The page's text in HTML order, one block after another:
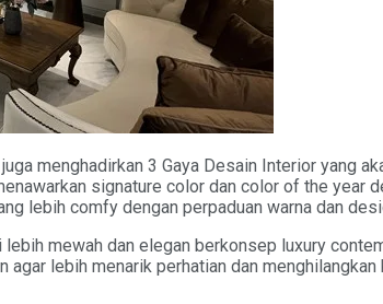
menghadirkan 3 Gaya Desain Interior yang
signature color dan color of the year
lebih comfy dengan perpaduan warna dan
mewah dan elegan berkonsep luxury
lebih menarik perhatian dan